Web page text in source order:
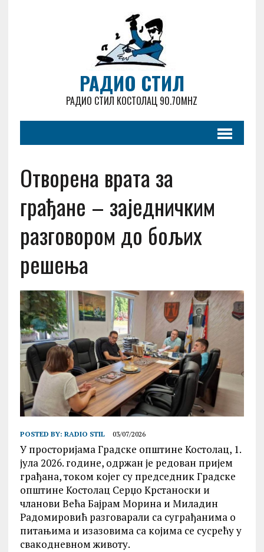
РАДИО СТИЛ
РАДИО СТИЛ КОСТОЛАЦ 90.70MHZ
Отворена врата за
грађане – заједничким
разговором до бољих
решења
POSTED BY: RADIO STIL 03/07/2026
У просторијама Градске општине Костолац, 1.
јула 2026. године, одржан је редован пријем
грађана, током којег су председник Градске
општине Костолац Серџо Крстаноски и
чланови Већа Бајрам Морина и Миладин
Радомировић разговарали са суграђанима о
питањима и изазовима са којима се сусрећу у
свакодневном животу.